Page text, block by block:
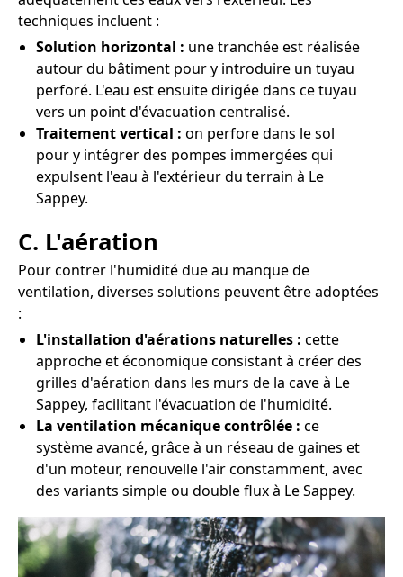
techniques incluent :
Solution horizontal : une tranchée est réalisée
autour du bâtiment pour y introduire un tuyau
perforé. L'eau est ensuite dirigée dans ce tuyau
vers un point d'évacuation centralisé.
Traitement vertical : on perfore dans le sol
pour y intégrer des pompes immergées qui
expulsent l'eau à l'extérieur du terrain à Le
Sappey.
C. L'aération
Pour contrer l'humidité due au manque de
ventilation, diverses solutions peuvent être adoptées
:
L'installation d'aérations naturelles : cette
approche et économique consistant à créer des
grilles d'aération dans les murs de la cave à Le
Sappey, facilitant l'évacuation de l'humidité.
La ventilation mécanique contrôlée : ce
système avancé, grâce à un réseau de gaines et
d'un moteur, renouvelle l'air constamment, avec
des variants simple ou double flux à Le Sappey.